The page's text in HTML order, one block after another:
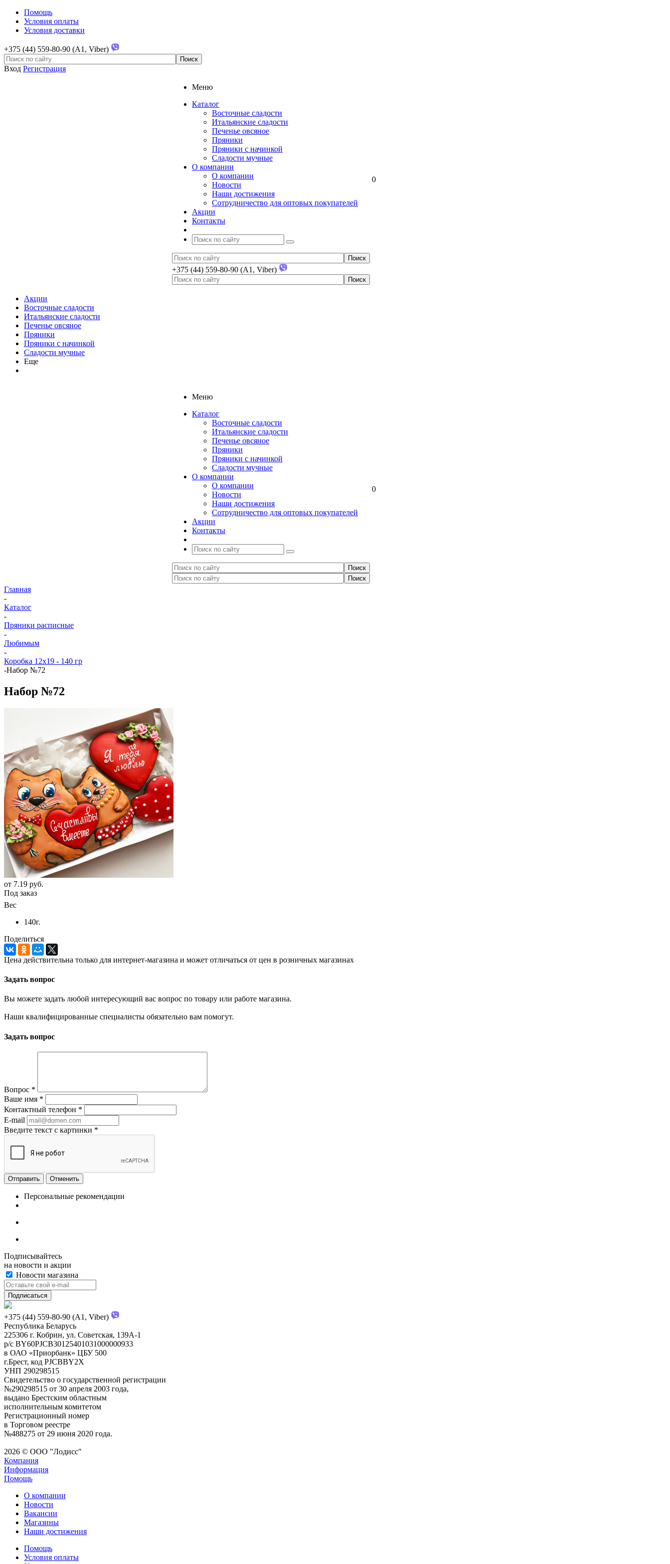
Помощь
Условия оплаты
Условия доставки
+375 (44) 559-80-90 (A1, Viber)
Вход Регистрация
Меню
Каталог
Восточные сладости
Итальянские сладости
Печенье овсяное
Пряники
Пряники с начинкой
Сладости мучные
О компании
О компании
Новости
Наши достижения
Сотрудничество для оптовых покупателей
Акции
Контакты
+375 (44) 559-80-90 (A1, Viber)
0
Акции
Восточные сладости
Итальянские сладости
Печенье овсяное
Пряники
Пряники с начинкой
Сладости мучные
Еще
Меню
Каталог
Восточные сладости
Итальянские сладости
Печенье овсяное
Пряники
Пряники с начинкой
Сладости мучные
О компании
О компании
Новости
Наши достижения
Сотрудничество для оптовых покупателей
Акции
Контакты
0
Главная
-
Каталог
-
Пряники расписные
-
Любимым
-
Коробка 12x19 - 140 гр
-Набор №72
Набор №72
от 7.19 руб.
Под заказ
Вес
140г.
Поделиться
Цена действительна только для интернет-магазина и может отличаться от цен в розничных магазинах
Задать вопрос
Вы можете задать любой интересующий вас вопрос по товару или работе магазина.
Наши квалифицированные специалисты обязательно вам помогут.
Задать вопрос
Вопрос *
Ваше имя *
Контактный телефон *
E-mail
Введите текст с картинки *
Отменить
Персональные рекомендации
Подписывайтесь
на новости и акции
Новости магазина
+375 (44) 559-80-90 (A1, Viber)
Республика Беларусь
225306 г. Кобрин, ул. Советская, 139А-1
р/с BY60PJCB30125401031000000933
в ОАО «Приорбанк» ЦБУ 500
г.Брест, код PJCBBY2X
УНП 290298515
Свидетельство о государственной регистрации
№290298515 от 30 апреля 2003 года,
выдано Брестским областным
исполнительным комитетом
Регистрационный номер
в Торговом реестре
№488275 от 29 июня 2020 года.
2026 © ООО "Лодисс"
Компания
Информация
Помощь
О компании
Новости
Вакансии
Магазины
Наши достижения
Помощь
Условия оплаты